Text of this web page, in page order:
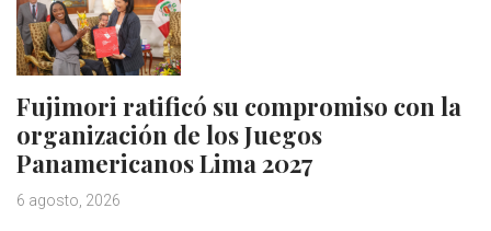
Fujimori ratificó su compromiso con la
organización de los Juegos
Panamericanos Lima 2027
6 agosto, 2026